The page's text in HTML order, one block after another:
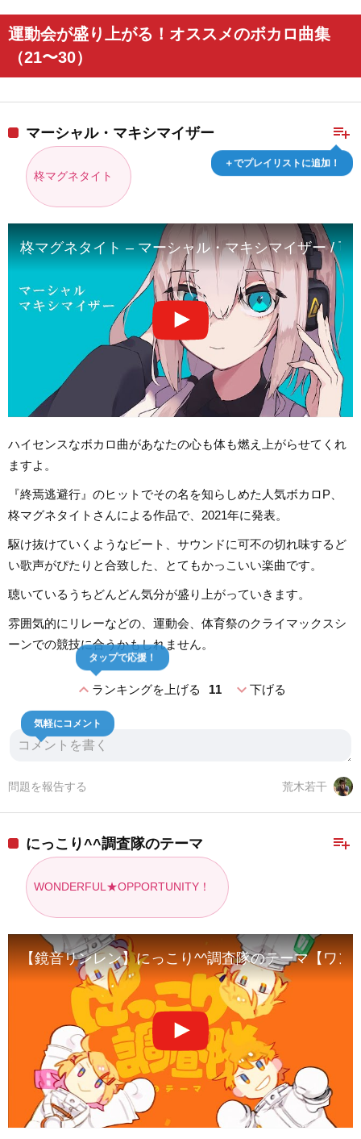
運動会が盛り上がる！オススメのボカロ曲集
（21〜30）
playlist_add
＋でプレイリストに追加！
マーシャル・マキシマイザー
柊マグネタイト
柊マグネタイト – マーシャル・マキシマイザー / 可
ハイセンスなボカロ曲があなたの心も体も燃え上がらせてくれ
ますよ。
『終焉逃避行』のヒットでその名を知らしめた人気ボカロP、
柊マグネタイトさんによる作品で、2021年に発表。
駆け抜けていくようなビート、サウンドに可不の切れ味するど
い歌声がぴたりと合致した、とてもかっこいい楽曲です。
聴いているうちどんどん気分が盛り上がっていきます。
雰囲気的にリレーなどの、運動会、体育祭のクライマックスシ
ーンでの競技に合うかもしれません。
expand_lessランキングを上げる 11
タップで応援！
expand_more下げる
気軽にコメント
荒木若干
問題を報告する
playlist_add
にっこり^^調査隊のテーマ
WONDERFUL★OPPORTUNITY！
【鏡音リンレン】にっこり^^調査隊のテーマ【ワ